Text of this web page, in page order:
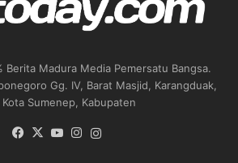
Berita Madura Media Pemersatu Bangsa.
Gg. IV, Barat Masjid, Karangduak,
Kota Sumenep, Kabupaten
Facebook
X YouTubeInstagram